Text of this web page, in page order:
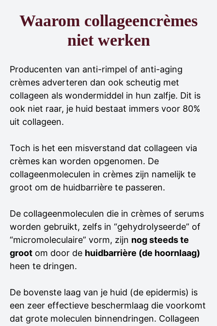
Waarom collageencrèmes
niet werken
Producenten van anti-rimpel of anti-aging
crèmes adverteren dan ook scheutig met
collageen als wondermiddel in hun zalfje. Dit is
ook niet raar, je huid bestaat immers voor 80%
uit collageen.
Toch is het een misverstand dat collageen via
crèmes kan worden opgenomen. De
collageenmoleculen in crèmes zijn namelijk te
groot om de huidbarrière te passeren.
De collageenmoleculen die in crèmes of serums
worden gebruikt, zelfs in “gehydrolyseerde” of
“micromoleculaire” vorm, zijn nog steeds te
groot om door de huidbarrière (de hoornlaag)
heen te dringen.
De bovenste laag van je huid (de epidermis) is
een zeer effectieve beschermlaag die voorkomt
dat grote moleculen binnendringen. Collageen